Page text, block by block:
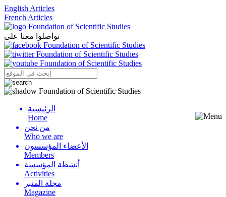
English Articles
French Articles
تواصلوا معنا على
Menu
الرئيسية
Home
من نحن
Who we are
الأعضاء المؤسسون
Members
أنشطة المؤسسة
Activities
مجلة المنبر
Magazine